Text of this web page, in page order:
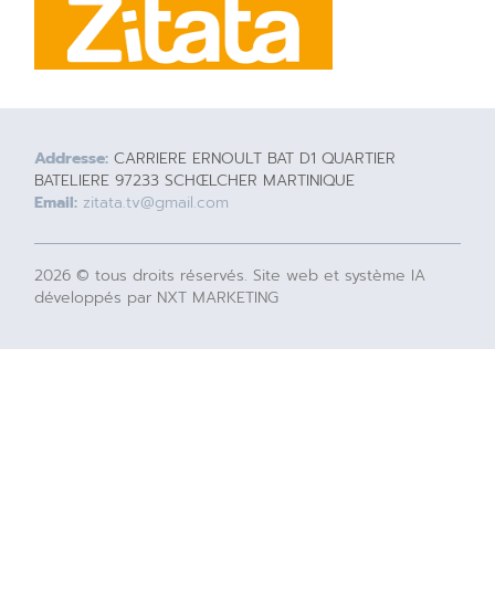
Addresse: CARRIERE ERNOULT BAT D1 QUARTIER
BATELIERE 97233 SCHŒLCHER MARTINIQUE
Email: zitata.tv@gmail.com
2026 © tous droits réservés. Site web et système IA
développés par NXT MARKETING